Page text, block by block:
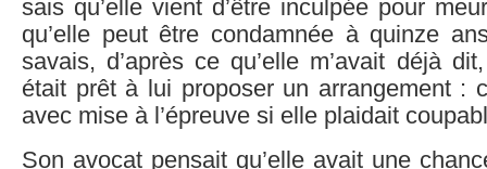
sais qu’elle vient d’être inculpée pour
qu’elle peut être condamnée à quinze
savais, d’après ce qu’elle m’avait déjà
était prêt à lui proposer un arrangement :
avec mise à l’épreuve si elle plaidait
Son avocat pensait qu’elle avait une